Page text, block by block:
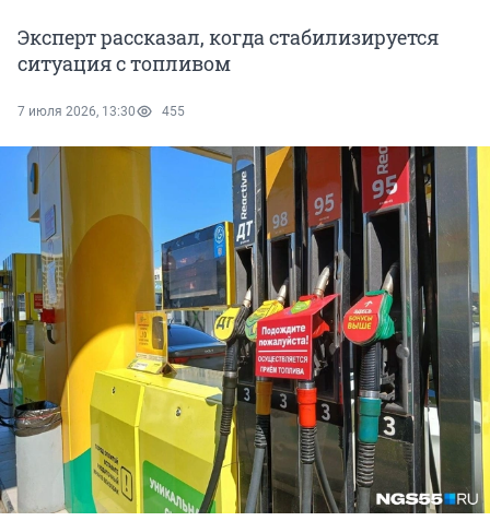
Эксперт рассказал, когда стабилизируется
ситуация с топливом
7 июля 2026, 13:30 455